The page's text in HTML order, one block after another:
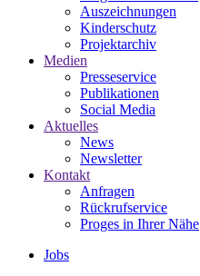
Auszeichnungen
Kinderschutz
Projektarchiv
Medien
Presseservice
Publikationen
Social Media
Aktuelles
News
Newsletter
Kontakt
Anfragen
Rückrufservice
Proges in Ihrer Nähe
Jobs